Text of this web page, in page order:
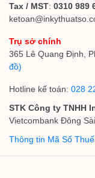
Tax / MST: 0310 989
Trụ sở chính
365 Lê Quang Định,
đồ)
Hotline kế toán: 028
STK Công ty TNHH
Vietcombank Đông
Thông tin Mã Số